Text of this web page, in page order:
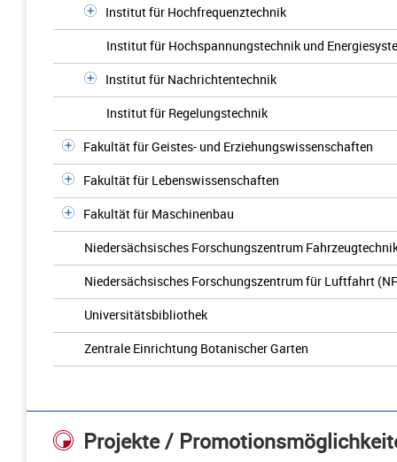
Institut für Hochfrequenztechnik
Institut für Hochspannungstechnik und
Institut für Nachrichtentechnik
Institut für Regelungstechnik
Fakultät für Geistes- und Erziehungswissenschaften
Fakultät für Lebenswissenschaften
Fakultät für Maschinenbau
Niedersächsisches Forschungszentrum
Niedersächsisches Forschungszentrum für Luftfahrt
Universitätsbibliothek
Zentrale Einrichtung Botanischer Garten
Projekte /